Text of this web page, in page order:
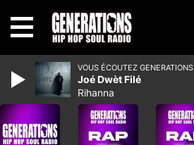
VOUS ÉCOUTEZ GENERATIONS
Joé Dwèt Filé
Rihanna